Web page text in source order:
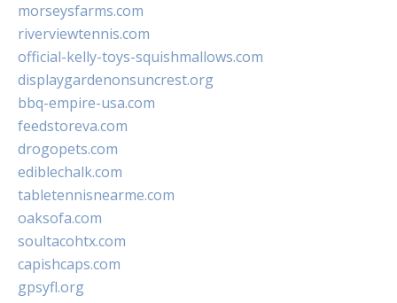
morseysfarms.com
riverviewtennis.com
official-kelly-toys-squishmallows.com
displaygardenonsuncrest.org
bbq-empire-usa.com
feedstoreva.com
drogopets.com
ediblechalk.com
tabletennisnearme.com
oaksofa.com
soultacohtx.com
capishcaps.com
gpsyfl.org